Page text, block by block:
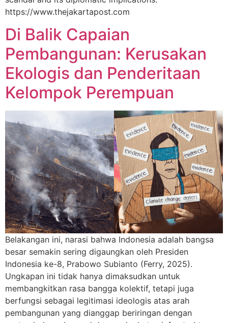
https://www.thejakartapost.com
Di Balik Capaian
Pembangunan: Kerusakan
Ekologis dan Penderitaan
Kelompok Perempuan
Belakangan ini, narasi bahwa Indonesia adalah bangsa
besar semakin sering digaungkan oleh Presiden
Indonesia ke-8, Prabowo Subianto (Ferry, 2025).
Ungkapan ini tidak hanya dimaksudkan untuk
membangkitkan rasa bangga kolektif, tetapi juga
berfungsi sebagai legitimasi ideologis atas arah
pembangunan yang dianggap beriringan dengan